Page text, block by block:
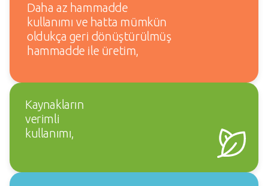
Daha az hammadde
kullanımı ve hatta mümkün
oldukça geri dönüştürülmüş
hammadde ile üretim,
Kaynakların
verimli
kullanımı,